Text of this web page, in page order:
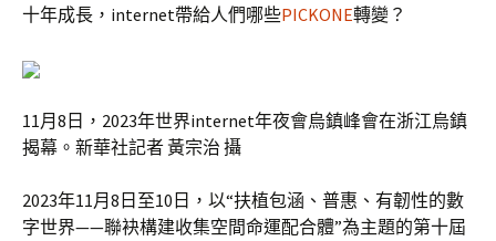
十年成長，internet帶給人們哪些PICKONE轉變？
11月8日，2023年世界internet年夜會烏鎮峰會在浙江烏鎮
揭幕。新華社記者 黃宗治 攝
2023年11月8日至10日，以“扶植包涵、普惠、有韌性的數
字世界——聯袂構建收集空間命運配合體”為主題的第十屆